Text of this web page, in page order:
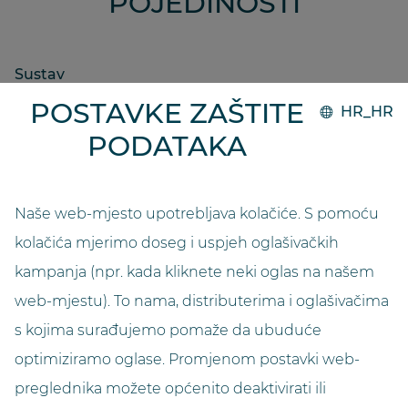
Sustav
Duljina (u metrima)
3,9
Širina (u metrima)
Visina (u metrima)
2,9
POSTAVKE ZAŠTITE
PODATAKA
HR_HR
Naše web-mjesto upotrebljava kolačiće. S pomoću
kolačića mjerimo doseg i uspjeh oglašivačkih
kampanja (npr. kada kliknete neki oglas na našem
web-mjestu). To nama, distributerima i oglašivačima
s kojima surađujemo pomaže da ubuduće
optimiziramo oglase. Promjenom postavki web-
preglednika možete općenito deaktivirati ili